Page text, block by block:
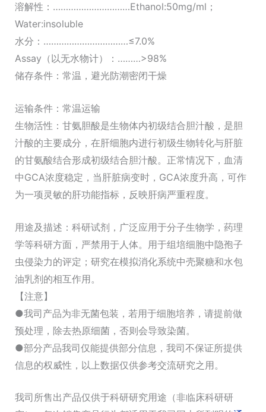
溶解性：…………………………Ethanol:50mg/ml；
Water:insoluble
水分：……………………………≤7.0%
Assay（以无水物计）：………>98%
储存条件：常温，避光防潮密闭干燥
运输条件：常温运输
生物活性：甘氨胆酸是生物体内初级结合胆汁酸，是胆
汁酸的主要成分，在肝细胞内进行初级生物转化与肝脏
的甘氨酸结合形成初级结合胆汁酸。正常情况下，血清
中GCA浓度稳定，当肝脏病变时，GCA浓度升高，可作
为一项灵敏的肝功能指标，反映肝病严重程度。
用途及描述：科研试剂，广泛应用于分子生物学，药理
学等科研方面，严禁用于人体。用于组培细胞中隐孢子
虫侵染力的评定；研究在模拟消化系统中壳聚糖和水包
油乳剂的相互作用。
【注意】
●我司产品为非无菌包装，若用于细胞培养，请提前做
预处理，除去热原细菌，否则会导致染菌。
●部分产品我司仅能提供部分信息，我司不保证所提供
信息的权威性，以上数据仅供参考交流研究之用。
我司所售出产品仅供于科研研究用途（非临床科研研